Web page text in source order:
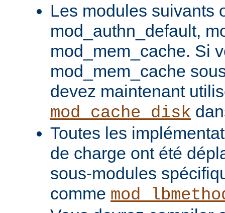
Les modules suivants
mod_authn_default,
mod_mem_cache. Si
mod_mem_cache
devez maintenant
mod_cache_disk
Toutes les
de charge ont été
sous-modules
comme